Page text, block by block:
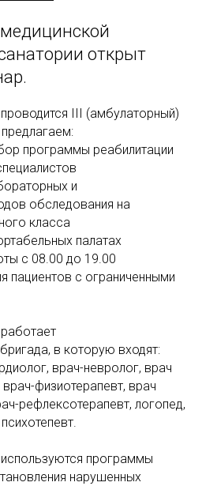
открыт
III (амбулаторный)
программы реабилитации
и
обследования на
класса
палатах
с 08.00 до 19.00
пациентов с ограниченными
в которую входят:
врач-невролог, врач
физиотерапевт, врач
рефлексотерапевт, логопед,
программы
нарушенных